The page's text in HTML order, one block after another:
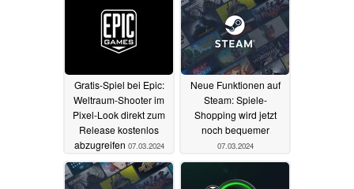
Gratis-Spiel bei Epic:
Weltraum-Shooter im
Pixel-Look direkt zum
Release kostenlos
abzugreifen 07.03.2024
Neue Funktionen auf
Steam: Spiele-
Shopping wird jetzt
noch bequemer
07.03.2024